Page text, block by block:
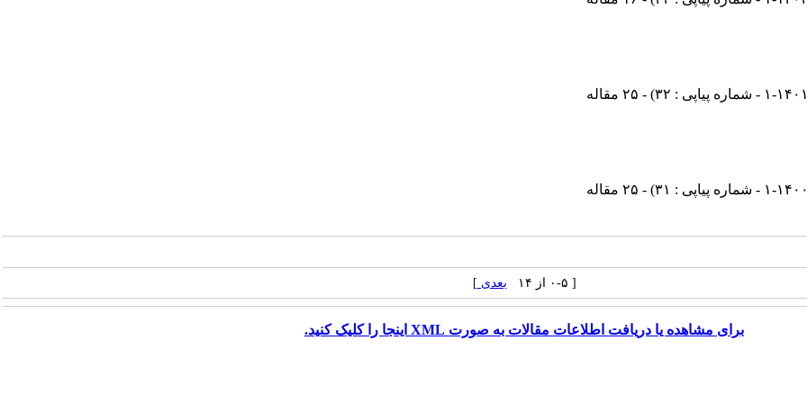
- شماره پیاپی : ۳۲ ) - ۲۵ مقاله
- شماره پیاپی : ۳۱ ) - ۲۵ مقاله
[ ۰-۵ از ۱۴ بعدی ]
برای مشاهده یا دریافت اطلاعات مقالات به صورت XML اینجا را کلیک کنید.